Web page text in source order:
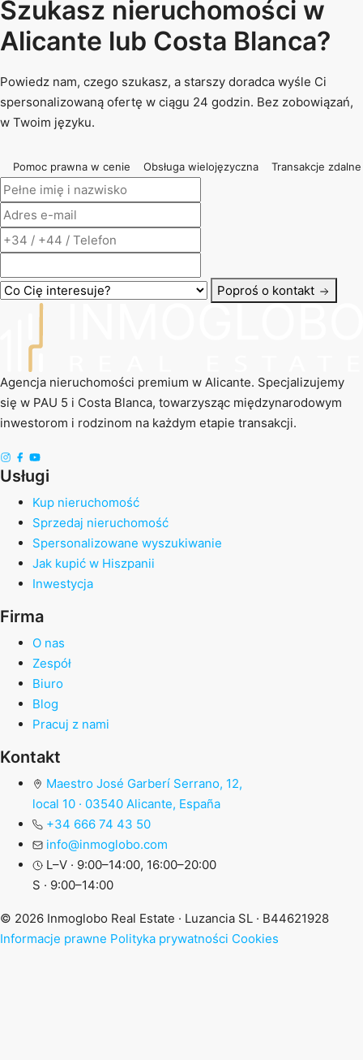
Szukasz nieruchomości w
Alicante lub Costa Blanca?
Powiedz nam, czego szukasz, a starszy doradca wyśle Ci
spersonalizowaną ofertę w ciągu 24 godzin. Bez zobowiązań,
w Twoim języku.
Pomoc prawna w cenie Obsługa wielojęzyczna Transakcje zdalne
Poproś o kontakt
Agencja nieruchomości premium w Alicante. Specjalizujemy
się w PAU 5 i Costa Blanca, towarzysząc międzynarodowym
inwestorom i rodzinom na każdym etapie transakcji.
Usługi
Kup nieruchomość
Sprzedaj nieruchomość
Spersonalizowane wyszukiwanie
Jak kupić w Hiszpanii
Inwestycja
Firma
O nas
Zespół
Biuro
Blog
Pracuj z nami
Kontakt
Maestro José Garberí Serrano, 12,
local 10 · 03540 Alicante, España
+34 666 74 43 50
info@inmoglobo.com
L–V · 9:00–14:00, 16:00–20:00
S · 9:00–14:00
© 2026 Inmoglobo Real Estate · Luzancia SL · B44621928
Informacje prawne Polityka prywatności Cookies